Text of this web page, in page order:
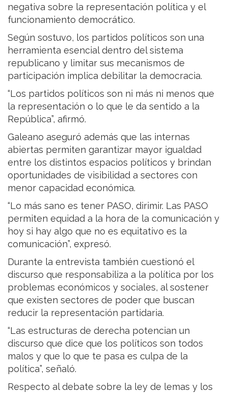
negativa sobre la representación política y el
funcionamiento democrático.
Según sostuvo, los partidos políticos son una
herramienta esencial dentro del sistema
republicano y limitar sus mecanismos de
participación implica debilitar la democracia.
“Los partidos políticos son ni más ni menos que
la representación o lo que le da sentido a la
República”, afirmó.
Galeano aseguró además que las internas
abiertas permiten garantizar mayor igualdad
entre los distintos espacios políticos y brindan
oportunidades de visibilidad a sectores con
menor capacidad económica.
“Lo más sano es tener PASO, dirimir. Las PASO
permiten equidad a la hora de la comunicación y
hoy si hay algo que no es equitativo es la
comunicación”, expresó.
Durante la entrevista también cuestionó el
discurso que responsabiliza a la política por los
problemas económicos y sociales, al sostener
que existen sectores de poder que buscan
reducir la representación partidaria.
“Las estructuras de derecha potencian un
discurso que dice que los políticos son todos
malos y que lo que te pasa es culpa de la
política”, señaló.
Respecto al debate sobre la ley de lemas y los